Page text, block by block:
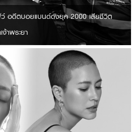
ว์ อดีตบอยแบนด์ดังยุค 2000 เสียชีวิต
าพระยา